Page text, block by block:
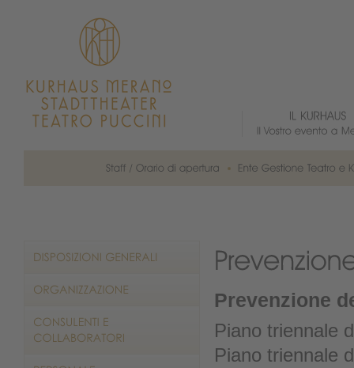
Prevenzione
Piano triennale
Piano triennale